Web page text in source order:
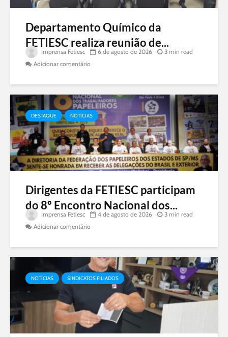
Departamento Químico da
FETIESC realiza reunião de...
Imprensa Fetiesc 6 de agosto de 2026
3 min read
Adicionar comentário
DESTAQUE NOTÍCIAS
Dirigentes da FETIESC participam
do 8º Encontro Nacional dos...
Imprensa Fetiesc 4 de agosto de 2026
3 min read
Adicionar comentário
NOTÍCIAS SINDICATOS FILIADOS